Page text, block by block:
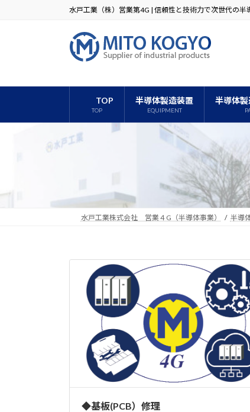
ッ
移
水戸工業（株）営業第4G | 信頼性と技術力で次世代の半
TOP
TOP
半導体製造装置
EQUIPMENT
半導体
水戸工業株式会社 営業４G（半導体事業） 半導
◆基板(PCB）修理